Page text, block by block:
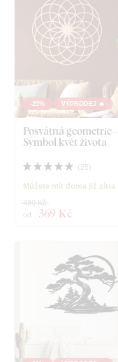
-25% VÝPRODEJ 🔥
Posvátná geometrie -
Symbol květ života
( 25)
Můžete mít doma již zítra
od 369 Kč
489 Kč